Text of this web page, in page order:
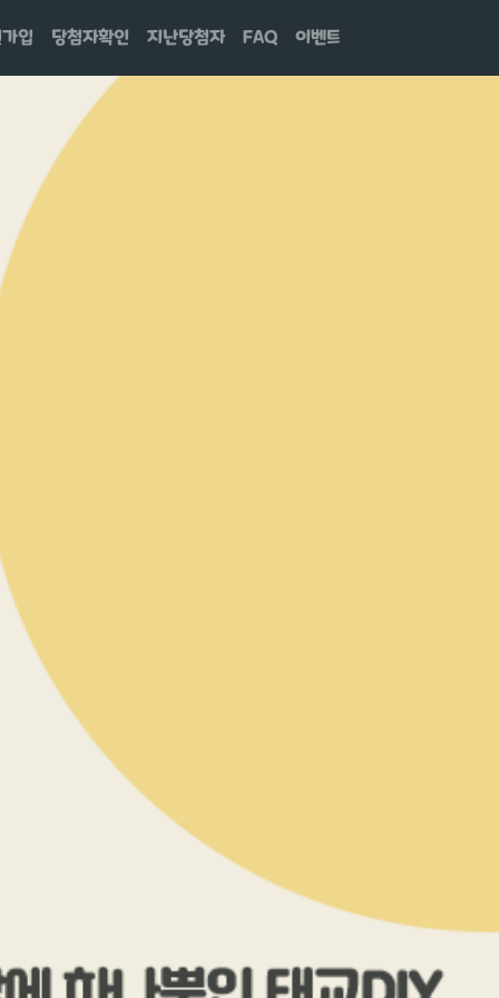
입 당첨자확인 지난당첨자 FAQ 이벤트